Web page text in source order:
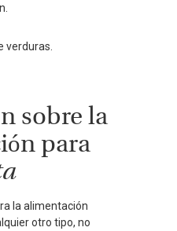
verduras.
sobre la
para
la alimentación
otro tipo, no